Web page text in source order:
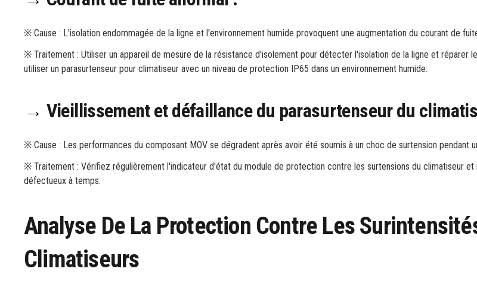
※ Cause : L'isolation endommagée de la ligne et l'environnement humide provoquent une augmentation du courant de
※ Traitement : Utiliser un appareil de mesure de la résistance d'isolement pour détecter l'isolation de la ligne et réparer
utiliser un parasurtenseur pour climatiseur avec un niveau de protection IP65 dans un environnement humide.
→ Vieillissement et défaillance du parasurtenseur du
※ Cause : Les performances du composant MOV se dégradent après avoir été soumis à un choc de surtension pendant
※ Traitement : Vérifiez régulièrement l'indicateur d'état du module de protection contre les surtensions du climatiseur et
défectueux à temps.
Analyse De La Protection Contre Les
Climatiseurs